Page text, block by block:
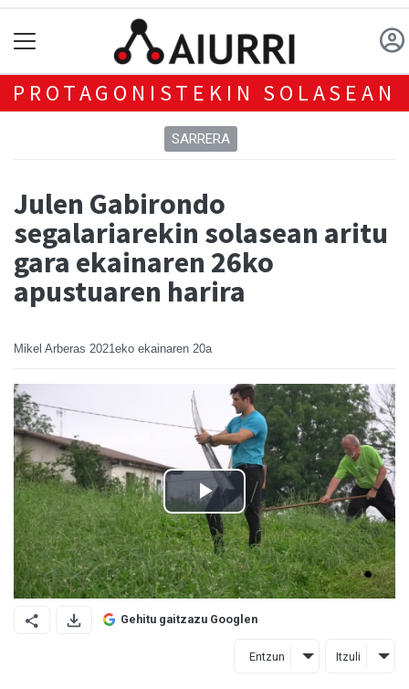
PROTAGONISTEKIN SOLASEAN
SARRERA
Julen Gabirondo
segalariarekin solasean aritu
gara ekainaren 26ko
apustuaren harira
Mikel Arberas 2021eko ekainaren 20a
Gehitu gaitzazu Googlen
Entzun Itzuli